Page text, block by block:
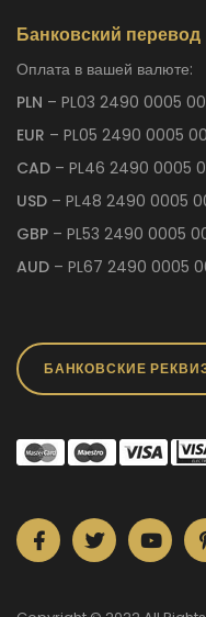
Банковский перевод
Оплата в вашей валюте:
PLN – PL03 2490 0005
EUR – PL05 2490 0005
CAD – PL46 2490 0005
USD – PL48 2490 0005
GBP – PL53 2490 0005
AUD – PL67 2490 0005
БАНКОВСКИЕ